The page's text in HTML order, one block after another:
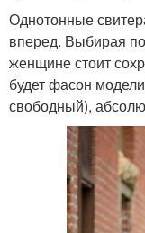
Однотонные
вперед. Выбирая
женщине стоит
будет фасон
свободный),